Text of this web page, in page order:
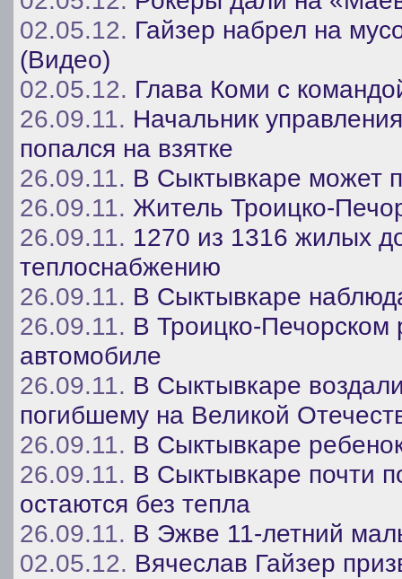
02.05.12. Гайзер набрел на
(Видео)
02.05.12. Глава Коми с
26.09.11. Начальник
попался на взятке
26.09.11. В Сыктывкаре может
26.09.11. Житель Троицко-
26.09.11. 1270 из 1316 жилых
теплоснабжению
26.09.11. В Сыктывкаре
26.09.11. В Троицко-Печорском
автомобиле
26.09.11. В Сыктывкаре
погибшему на Великой
26.09.11. В Сыктывкаре
26.09.11. В Сыктывкаре почти
остаются без тепла
26.09.11. В Эжве 11-летний
02.05.12. Вячеслав Гайзер